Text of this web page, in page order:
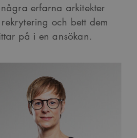
erfarna arkitekter
och bett dem
på i en ansökan.